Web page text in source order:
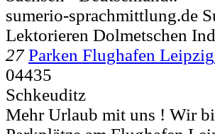
sumerio-sprachmittlung.de
Lektorieren Dolmetschen
27 Parken Flughafen Leipzig
04435
Schkeuditz
Mehr Urlaub mit uns ! Wir